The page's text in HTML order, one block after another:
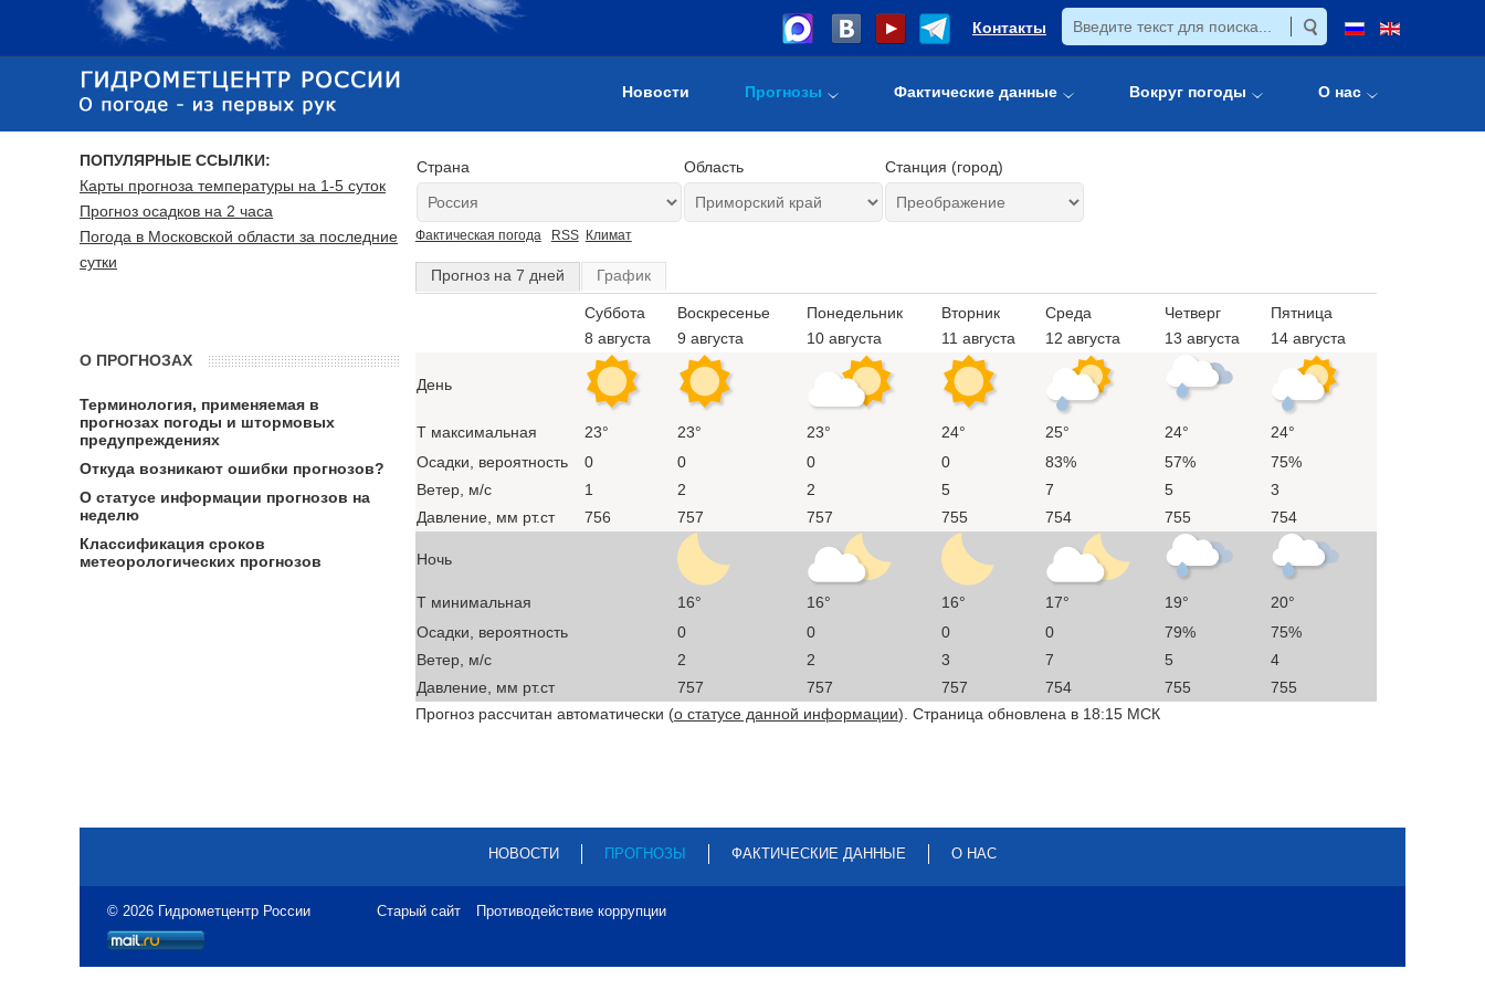
Контакты
Новости Прогнозы Фактические данные Вокруг погоды О нас
Страна Область Станция (город)
Фактическая погода RSS Климат
Прогноз на 7 дней График
Суббота
8 августа
Воскресенье
9 августа
Понедельник
10 августа
Вторник
11 августа
Среда
12 августа
Четверг
13 августа
Пятница
14 августа
День
T максимальная 23° 23° 23° 24° 25° 24°
24°
Осадки, вероятность
0 0 0 0 83% 57%
75%
Ветер, м/с
1 2 2 5 7 5
3
Давление, мм рт.ст
756 757 757 755 754 755 754
Ночь
T минимальная 16° 16° 16° 17° 19°
20°
Осадки, вероятность
0 0 0 0 79%
75%
Ветер, м/с
2 2 3 7 5
4
Давление, мм рт.ст
757 757 757 754 755
755
Прогноз рассчитан автоматически (о статусе данной информации). Страница обновлена в 18:15 МСК
ПОПУЛЯРНЫЕ ССЫЛКИ:
Карты прогноза температуры на 1-5 суток
Прогноз осадков на 2 часа
Погода в Московской области за последние
сутки
О ПРОГНОЗАХ
Терминология, применяемая в
прогнозах погоды и штормовых
предупреждениях
Откуда возникают ошибки прогнозов?
О статусе информации прогнозов на
неделю
Классификация сроков
метеорологических прогнозов
НОВОСТИ ПРОГНОЗЫ ФАКТИЧЕСКИЕ ДАННЫЕ О НАС
© 2026 Гидрометцентр России Старый сайт Противодействие коррупции